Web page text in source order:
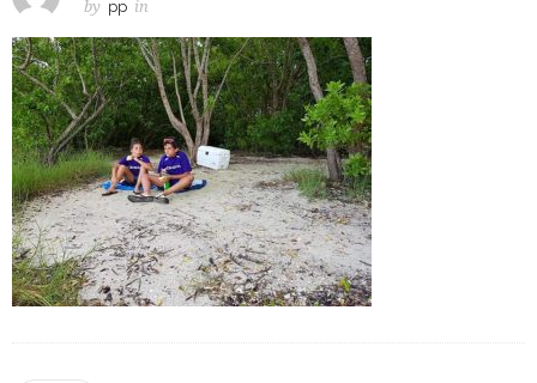
by pp in